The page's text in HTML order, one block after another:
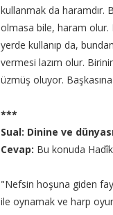
kullanmak da haramdır.
olmasa bile, haram olur.
yerde kullanıp da,
vermesi lazım olur.
üzmüş oluyor.
***
Sual: Dinine ve
Cevap: Bu konuda
"Nefsin hoşuna giden
ile oynamak ve harp